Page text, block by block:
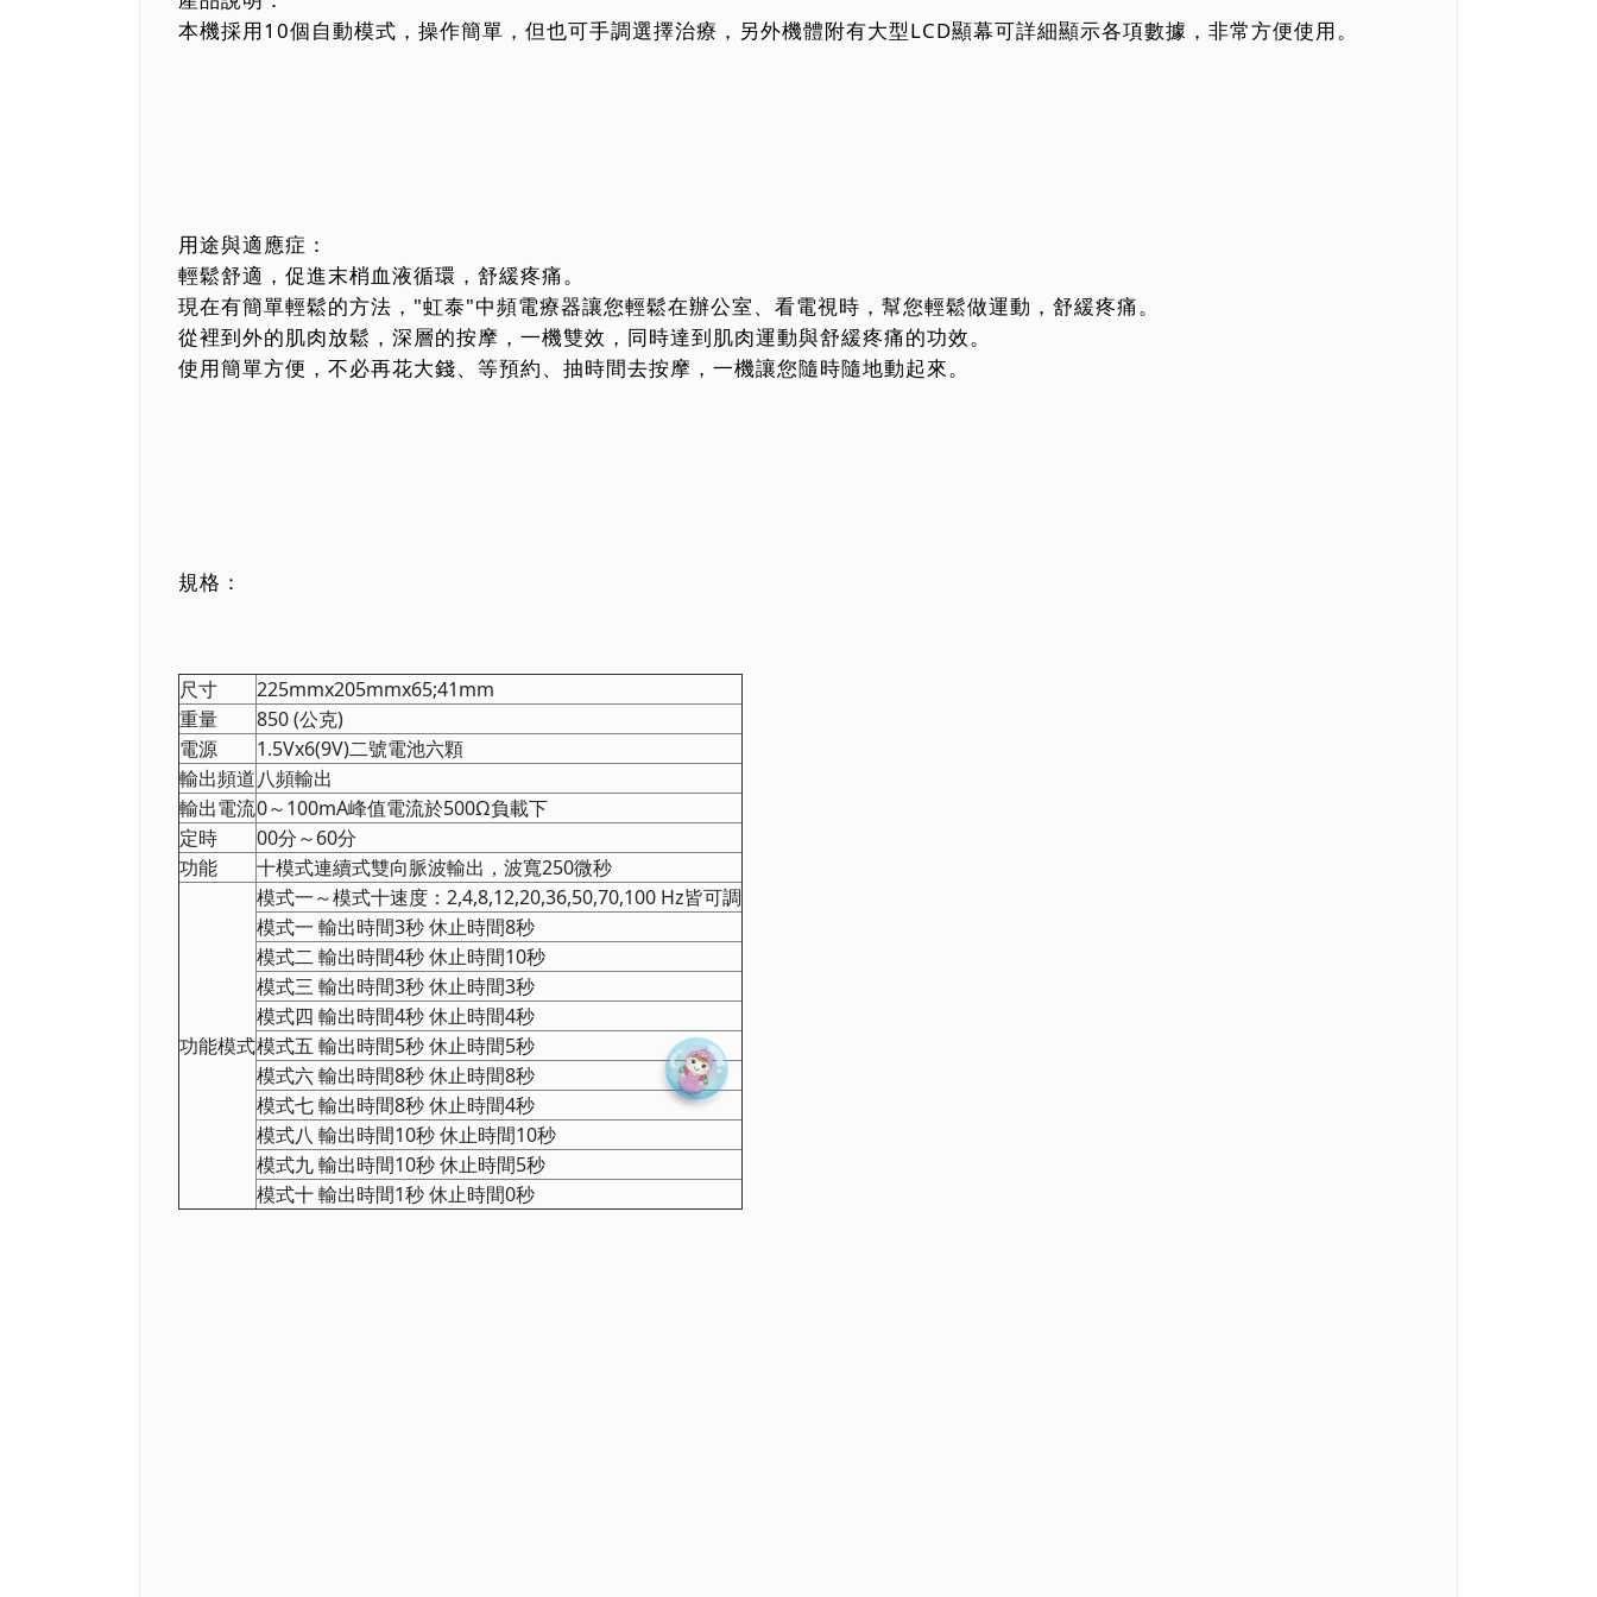
本機採用10個自動模式，操作簡單，但也可手調選擇治療，另外機體附有大型LCD顯幕可詳細顯示各項數據，非常方便使用。
用途與適應症：
輕鬆舒適，促進末梢血液循環，舒緩疼痛。
現在有簡單輕鬆的方法，"虹泰"中頻電療器讓您輕鬆在辦公室、看電視時，幫您輕鬆做運動，舒緩疼痛。
從裡到外的肌肉放鬆，深層的按摩，一機雙效，同時達到肌肉運動與舒緩疼痛的功效。
使用簡單方便，不必再花大錢、等預約、抽時間去按摩，一機讓您隨時隨地動起來。
規格：
尺寸
225mmx205mmx65;41mm
重量
850 (公克)
電源
1.5Vx6(9V)二號電池六顆
輸出頻道八頻輸出
輸出電流0～100mA峰值電流於500Ω負載下
定時
00分～60分
功能
十模式連續式雙向脈波輸出，波寬250微秒
功能模式
模式一～模式十速度：2,4,8,12,20,36,50,70,100 Hz皆可調
模式一 輸出時間3秒 休止時間8秒
模式二 輸出時間4秒 休止時間10秒
模式三 輸出時間3秒 休止時間3秒
模式四 輸出時間4秒 休止時間4秒
模式五 輸出時間5秒 休止時間5秒
模式六 輸出時間8秒 休止時間8秒
模式七 輸出時間8秒 休止時間4秒
模式八 輸出時間10秒 休止時間10秒
模式九 輸出時間10秒 休止時間5秒
模式十 輸出時間1秒 休止時間0秒